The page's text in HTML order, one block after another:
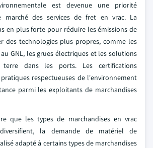
est devenue une priorité
marché des services de fret en vrac. La
en plus forte pour réduire les émissions de
des technologies plus propres, comme les
GNL, les grues électriques et les solutions
dans les ports. Les certifications
respectueuses de l'environnement
parmi les exploitants de marchandises
que les types de marchandises en vrac
la demande de matériel de
adapté à certains types de marchandises